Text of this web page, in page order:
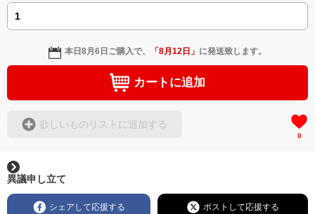
本日8月6日 ご購入で、 「8月12日 」 に発送致します。
カートに追加
欲しいものリストに追加する
0
異議申し立て
シェアして応援する ポストして応援する